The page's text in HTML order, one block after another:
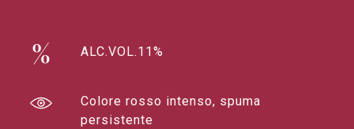
ALC.VOL.11%
Colore rosso intenso, spuma
persistente